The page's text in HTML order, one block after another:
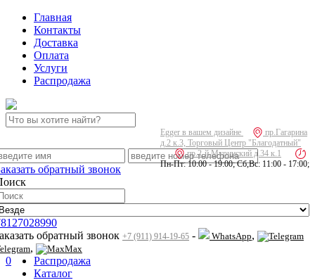
Главная
Контакты
Доставка
Оплата
Услуги
Распродажа
Egger в вашем дизайне
пр.Гагарина
д.2 к.3, Торговый Центр "Благодатный"
пр.2-й Муринский д.34 к.1
Пн-Пт: 10:00 - 19:00; Сб,Вс: 11:00 - 17:00;
обратный звонок
обратный звонок +7 (911) 914-19-65 - WhatsApp,
, Max
0
Распродажа
Каталог